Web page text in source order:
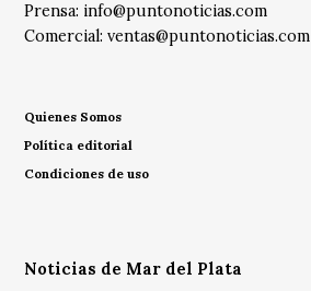
Prensa: info@puntonoticias.com
Comercial:ventas@puntonoticias.com
Quienes Somos
Política editorial
Condiciones de uso
Noticias de Mar del Plata